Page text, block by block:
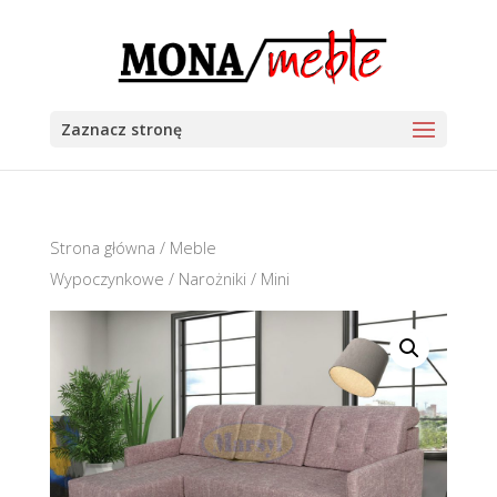
Zaznacz stronę
Strona główna / Meble
Wypoczynkowe / Narożniki / Mini